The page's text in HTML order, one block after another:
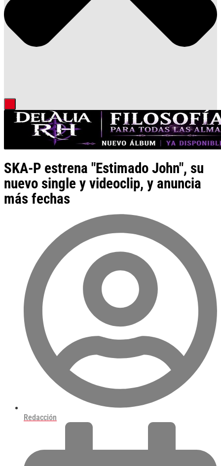
SKA-P estrena "Estimado John", su
nuevo single y videoclip, y anuncia
más fechas
Redacción